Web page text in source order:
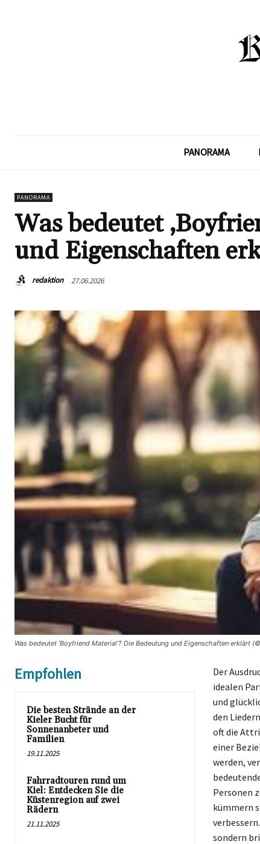
PANORAMA
PANORAMA
Was bedeutet
und Eigenschaften
redaktion 27.06.2026
Was bedeutet 'Boyfriend Material'? Die Bedeutung und Eigenschaften erklärt
Empfohlen
Die besten Strände an der
Kieler Bucht für
Sonnenanbeter und
Familien
19.11.2025
Fahrradtouren rund um
Kiel: Entdecken Sie die
Küstenregion auf zwei
Rädern
21.11.2025
Der
idealen
und
den
oft die
einer
werden,
Personen
kümmern
sondern